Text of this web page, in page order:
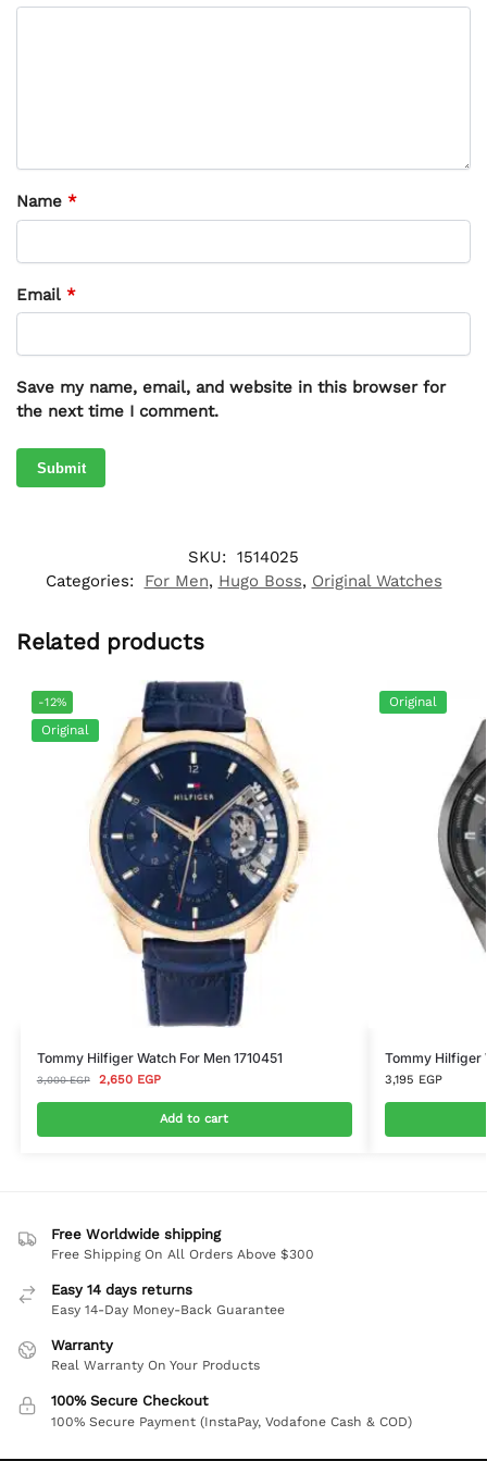
Name *
Email *
Save my name, email, and website in this browser for
the next time I comment.
SKU: 1514025
Categories:
For Men, Hugo Boss, Original Watches
Related products
-12%
Original
Tommy Hilfiger Watch For Men 1710451
3,000EGP 2,650 EGP
Add to cart
Original
Tommy Hilfiger
3,195 EGP
Free Worldwide shipping
Free Shipping On All Orders Above $300
Easy 14 days returns
Easy 14-Day Money-Back Guarantee
Warranty
Real Warranty On Your Products
100% Secure Checkout
100% Secure Payment (InstaPay, Vodafone Cash & COD)